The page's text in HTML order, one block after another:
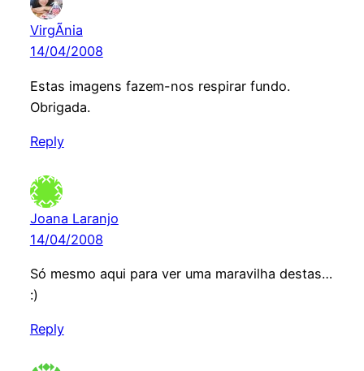
VirgÃ­nia
14/04/2008
Estas imagens fazem-nos respirar fundo.
Obrigada.
Reply
Joana Laranjo
14/04/2008
Só mesmo aqui para ver uma maravilha destas…
:)
Reply